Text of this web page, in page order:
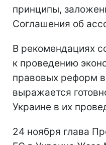
принципы,
Соглашения об
В рекомендациях
к проведению
правовых реформ
выражается
Украине в их
24 ноября глава